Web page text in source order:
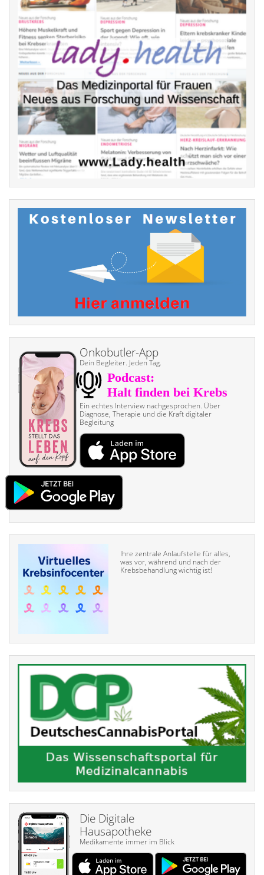
Onkobutler-App
Dein Begleiter. Jeden Tag.
Ein echtes Interview nach­gesprochen. Über
Diagnose, Therapie und die Kraft digitaler
Begleitung
Ihre zentrale Anlaufstelle für alles,
was vor, während und nach der
Krebsbehandlung wichtig ist!
Die Digitale
Hausapotheke
Medikamente immer im Blick